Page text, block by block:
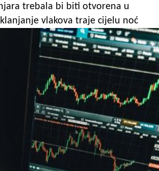
trebala bi biti otvorena u
vlakova traje cijelu noć